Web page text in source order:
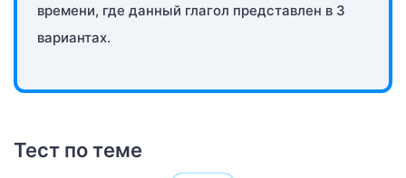
времени, где данный глагол представлен в 3
вариантах.
Тест по теме